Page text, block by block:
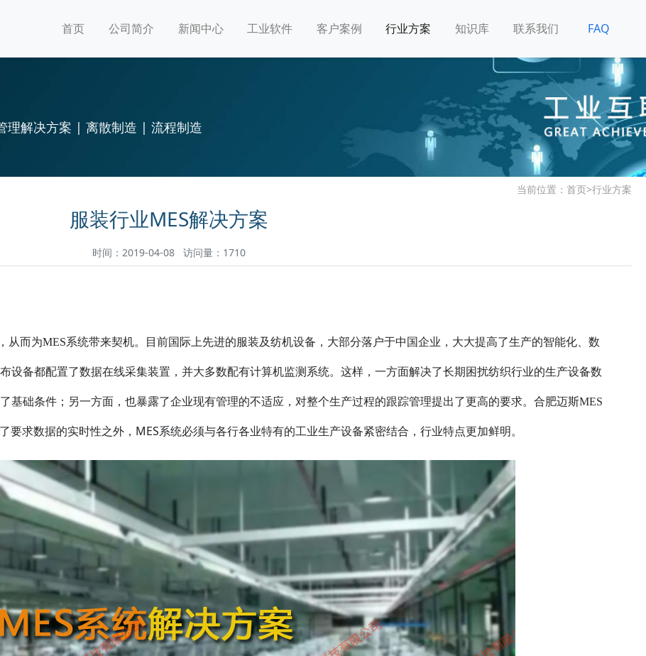
首页 公司简介 新闻中心 工业软件 客户案例 行业方案 知识库 联系我们 FAQ
理解决方案 | 离散制造 | 流程制造
当前位置： 首页>行业方案
服装行业MES解决方案
时间：2019-04-08 访问量：1710
而为MES系统带来契机。目前国际上先进的服装及纺机设备，大部分落户于中国企业，大大提高了生产的智能化、数
设备都配置了数据在线采集装置，并大多数配有计算机监测系统。这样，一方面解决了长期困扰纺织行业的生产设备数
基础条件；另一方面，也暴露了企业现有管理的不适应，对整个生产过程的跟踪管理提出了更高的要求。合肥迈斯MES
要求数据的实时性之外， MES系统必须与各行各业特有的工业生产设备紧密结合，行业特点更加鲜明。